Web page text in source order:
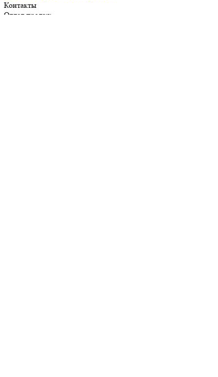
Контакты
Отдел продаж